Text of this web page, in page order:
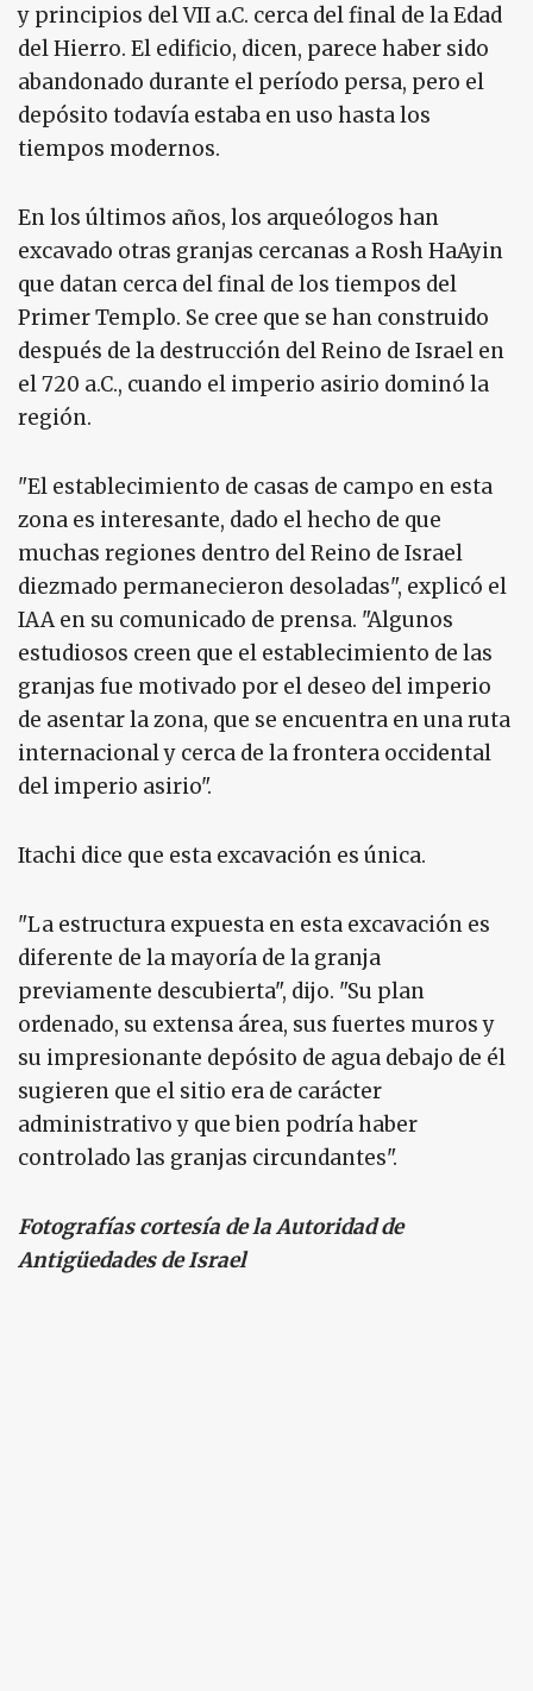
y principios del VII a.C. cerca del final de la Edad
del Hierro. El edificio, dicen, parece haber sido
abandonado durante el período persa, pero el
depósito todavía estaba en uso hasta los
tiempos modernos.
En los últimos años, los arqueólogos han
excavado otras granjas cercanas a Rosh HaAyin
que datan cerca del final de los tiempos del
Primer Templo. Se cree que se han construido
después de la destrucción del Reino de Israel en
el 720 a.C., cuando el imperio asirio dominó la
región.
"El establecimiento de casas de campo en esta
zona es interesante, dado el hecho de que
muchas regiones dentro del Reino de Israel
diezmado permanecieron desoladas", explicó el
IAA en su comunicado de prensa. "Algunos
estudiosos creen que el establecimiento de las
granjas fue motivado por el deseo del imperio
de asentar la zona, que se encuentra en una ruta
internacional y cerca de la frontera occidental
del imperio asirio".
Itachi dice que esta excavación es única.
"La estructura expuesta en esta excavación es
diferente de la mayoría de la granja
previamente descubierta", dijo. "Su plan
ordenado, su extensa área, sus fuertes muros y
su impresionante depósito de agua debajo de él
sugieren que el sitio era de carácter
administrativo y que bien podría haber
controlado las granjas circundantes".
Fotografías cortesía de la Autoridad de
Antigüedades de Israel